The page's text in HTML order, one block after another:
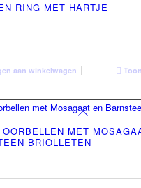
RING MET HARTJE
aan winkelwagen
OORBELLEN MET
BRIOLLETEN